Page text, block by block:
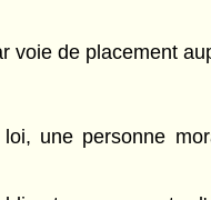
voie de placement
une personne